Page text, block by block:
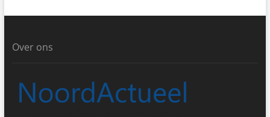
Over ons